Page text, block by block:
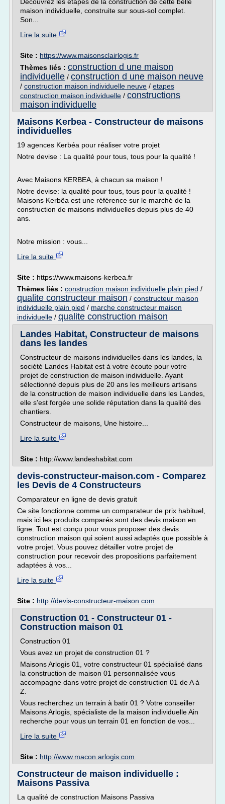
maison individuelle, construite sur sous-sol complet.
Son...
Lire la suite
Site : https://www.maisonsclairlogis.fr
Thèmes liés : construction d une maison
individuelle / construction d une maison neuve
/ construction maison individuelle neuve / etapes
construction maison individuelle / constructions
maison individuelle
Maisons Kerbea - Constructeur de maisons
individuelles
19 agences Kerbéa pour réaliser votre projet
Notre devise : La qualité pour tous, tous pour la qualité !
Avec Maisons KERBEA, à chacun sa maison !
Notre devise: la qualité pour tous, tous pour la qualité !
Maisons Kerbêa est une référence sur le marché de la
construction de maisons individuelles depuis plus de 40
ans.
Notre mission : vous...
Lire la suite
Site : https://www.maisons-kerbea.fr
Thèmes liés : construction maison individuelle plain pied /
qualite constructeur maison / constructeur maison
individuelle plain pied / marche constructeur maison
individuelle / qualite construction maison
Landes Habitat, Constructeur de maisons
dans les landes
Constructeur de maisons individuelles dans les landes, la
société Landes Habitat est à votre écoute pour votre
projet de construction de maison individuelle. Ayant
sélectionné depuis plus de 20 ans les meilleurs artisans
de la construction de maison individuelle dans les Landes,
elle s'est forgée une solide réputation dans la qualité des
chantiers.
Constructeur de maisons, Une histoire...
Lire la suite
Site : http://www.landeshabitat.com
devis-constructeur-maison.com - Comparez
les Devis de 4 Constructeurs
Comparateur en ligne de devis gratuit
Ce site fonctionne comme un comparateur de prix habituel,
mais ici les produits comparés sont des devis maison en
ligne. Tout est conçu pour vous proposer des devis
construction maison qui soient aussi adaptés que possible à
votre projet. Vous pouvez détailler votre projet de
construction pour recevoir des propositions parfaitement
adaptées à vos...
Lire la suite
Site : http://devis-constructeur-maison.com
Construction 01 - Constructeur 01 -
Construction maison 01
Construction 01
Vous avez un projet de construction 01 ?
Maisons Arlogis 01, votre constructeur 01 spécialisé dans
la construction de maison 01 personnalisée vous
accompagne dans votre projet de construction 01 de A à
Z.
Vous recherchez un terrain à batir 01 ? Votre conseiller
Maisons Arlogis, spécialiste de la maison individuelle Ain
recherche pour vous un terrain 01 en fonction de vos...
Lire la suite
Site : http://www.macon.arlogis.com
Constructeur de maison individuelle :
Maisons Passiva
La qualité de construction Maisons Passiva